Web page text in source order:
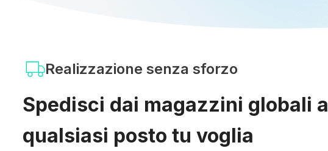
Realizzazione senza sforzo
Spedisci dai magazzini globali a
qualsiasi posto tu voglia